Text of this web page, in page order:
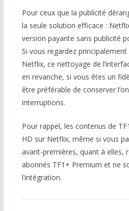
Pour ceux que la publicité
la seule solution efficace :
version payante sans publicité
Si vous regardez
Netflix, ce nettoyage de
en revanche, si vous êtes un
être préférable de conserver
interruptions.
Pour rappel, les contenus de
HD sur Netflix, même si vous
avant-premières, quant à elles,
abonnés TF1+ Premium et ne
l’intégration.